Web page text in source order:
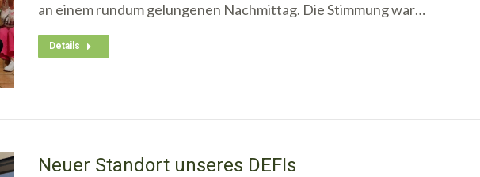
an einem rundum gelungenen Nachmittag. Die Stimmung war…
Details
Neuer Standort unseres DEFIs